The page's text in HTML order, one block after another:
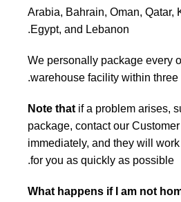
Arabia, Bahrain, Oman, Qatar,
Egypt, and Lebanon.
We personally package every
warehouse facility within three
Note that if a problem arises,
package, contact our
immediately, and they will
for you as quickly as possible.
What happens if I am not